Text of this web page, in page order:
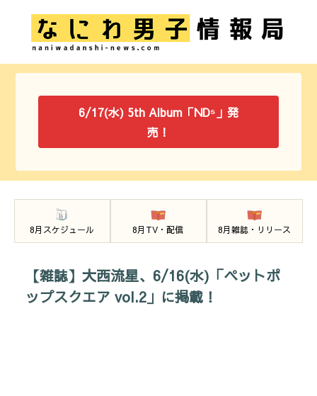
6/17(水) 5th Album「ND⁵」発
売！
8月スケジュール 8月TV・配信 8月雑誌・リリース
【雑誌】大西流星、6/16(水)「ペットポ
ップスクエア vol.2」に掲載！